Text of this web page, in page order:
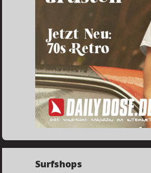
Surfshops